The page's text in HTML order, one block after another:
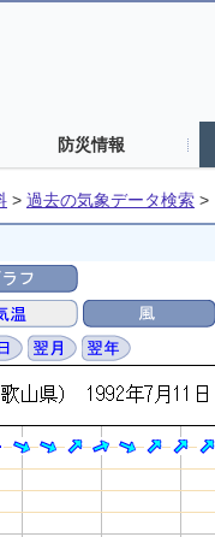
防災情報
> 過去の気象データ検索 >